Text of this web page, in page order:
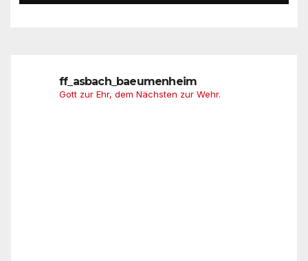
ff_asbach_baeumenheim
Gott zur Ehr, dem Nächsten zur Wehr.